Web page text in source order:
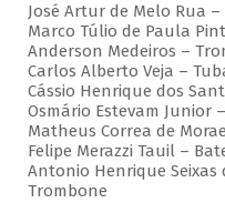
José Artur de Melo Rua
Marco Túlio de Paula
Anderson Medeiros –
Carlos Alberto Veja –
Cássio Henrique dos
Osmário Estevam Junior
Matheus Correa de
Felipe Merazzi Tauil –
Antonio Henrique Seixas
Trombone